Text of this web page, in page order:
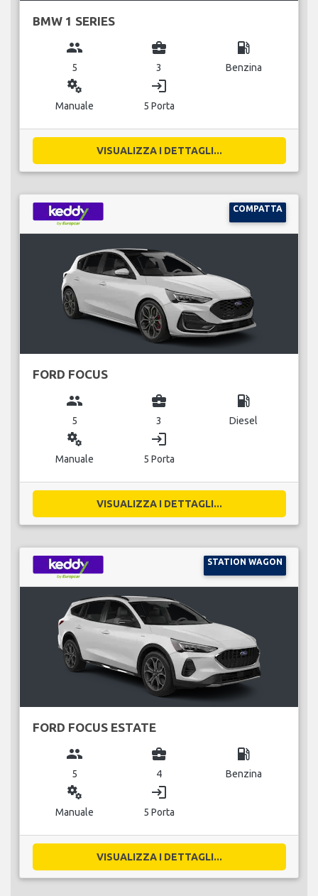
BMW 1 SERIES
group
5
business_center
3
local_gas_station
Benzina
miscellaneous_services
Manuale
login
5 Porta
VISUALIZZA I DETTAGLI...
COMPATTA
FORD FOCUS
group
5
business_center
3
local_gas_station
Diesel
miscellaneous_services
Manuale
login
5 Porta
VISUALIZZA I DETTAGLI...
STATION WAGON
FORD FOCUS ESTATE
group
5
business_center
4
local_gas_station
Benzina
miscellaneous_services
Manuale
login
5 Porta
VISUALIZZA I DETTAGLI...